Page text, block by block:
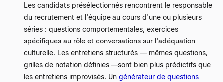
Les candidats présélectionnés rencontrent le responsable
du recrutement et l'équipe au cours d'une ou plusieurs
séries : questions comportementales, exercices
spécifiques au rôle et conversations sur l'adéquation
culturelle. Les entretiens structurés — mêmes questions,
grilles de notation définies —sont bien plus prédictifs que
les entretiens improvisés. Un générateur de questions